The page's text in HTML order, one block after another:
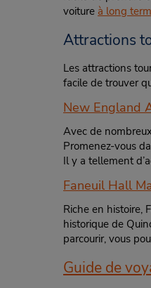
5
1
6 Boston
voiture à long
Attractions
Les attractions
facile de trouver
New England
Avec de
Promenez-vous
Il y a tellement
Faneuil Hall
Riche en histoire,
historique de
parcourir, vous
Guide de